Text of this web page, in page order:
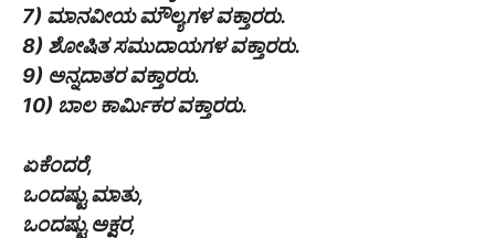
7) ಮಾನವೀಯ ಮೌಲ್ಯಗಳ ವಕ್ತಾರರು.
8) ಶೋಷಿತ ಸಮುದಾಯಗಳ ವಕ್ತಾರರು.
9) ಅನ್ನದಾತರ ವಕ್ತಾರರು.
10) ಬಾಲ ಕಾರ್ಮಿಕರ ವಕ್ತಾರರು.
ಏಕೆಂದರೆ,
ಒಂದಷ್ಟು ಮಾತು,
ಒಂದಷ್ಟು ಅಕ್ಷರ,